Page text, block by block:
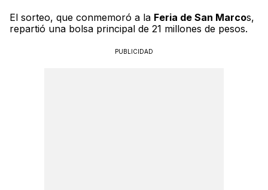
El sorteo, que conmemoró a la Feria de San Marcos,
repartió una bolsa principal de 21 millones de pesos.
PUBLICIDAD